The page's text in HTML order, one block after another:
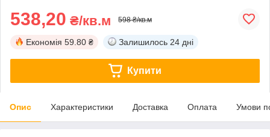
538,20 ₴/кв.м 598 ₴/кв.м
Економія 59.80 ₴ Залишилось 24 дні
Купити
Опис Характеристики Доставка Оплата Умови